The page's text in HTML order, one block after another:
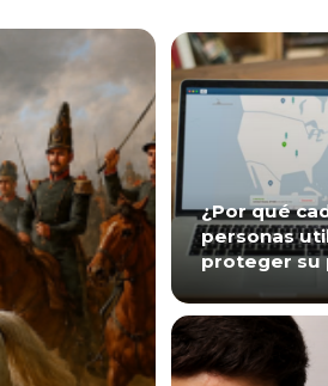
¿Por qué
personas
proteger su